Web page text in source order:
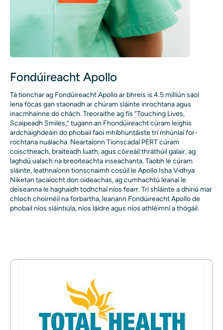
Fondúireacht Apollo
Tá tionchar ag Fondúireacht Apollo ar bhreis is 4.5 milliún saol
lena fócas gan staonadh ar chúram sláinte inrochtana agus
inacmhainne do chách. Treoraithe ag fís “Touching Lives,
Scaipeadh Smiles,” tugann an Fhondúireacht cúram leighis
ardchaighdeáin do phobail faoi mhíbhuntáiste trí mhúnlaí for-
rochtana nuálacha. Neartaíonn Tionscadal PERT cúram
coisctheach, braiteadh luath, agus cóireáil thráthúil galair, ag
laghdú ualach na breoiteachta inseachanta. Taobh le cúram
sláinte, leathnaíonn tionscnaimh cosúil le Apollo Isha Vidhya
Niketan tacaíocht don oideachas, ag cumhachtú leanaí le
deiseanna le haghaidh todhchaí níos fearr. Trí shláinte a dhíriú mar
chloch choirnéil na forbartha, leanann Fondúireacht Apollo de
phobail níos sláintiúla, níos láidre agus níos athléimní a thógáil.